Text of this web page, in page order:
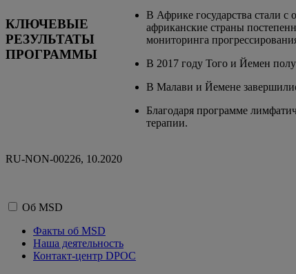
КЛЮЧЕВЫЕ
РЕЗУЛЬТАТЫ
ПРОГРАММЫ
В Африке государства стали
африканские страны
мониторинга
В 2017 году Того и Йемен
В Малави и Йемене
Благодаря программе
терапии.
RU-NON-00226, 10.2020
Об MSD
Факты об MSD
Наша деятельность
Контакт-центр DPOC